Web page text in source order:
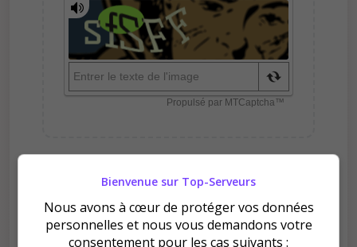
Pourquoi voter pour Chez
Yurdead ?
Bienvenue sur Top-Serveurs
Nous avons à cœur de protéger vos données
personnelles et nous vous demandons votre
consentement pour les cas suivants :